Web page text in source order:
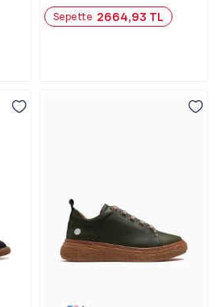
Sepette 2664,93 TL